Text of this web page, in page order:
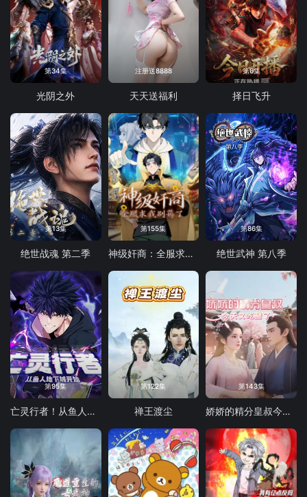
第34集
光阴之外
注册送8888
天天送福利
第6集
择日飞升
第13集
绝世战魂 第二季
第155集
神级奸商：全服求我别薅了 动态漫画
第86集
绝世武神 第八季
第95集
亡灵行者！从鱼人地下城开始 动态漫画
第122集
禅王渡尘
第143集
娇娇的精分皇叔今天又吃醋了